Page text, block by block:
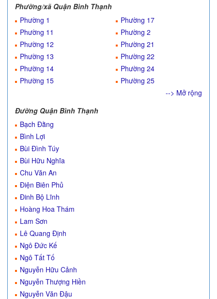
Phường/xã Quận Bình Thạnh
Phường 1
Phường 11
Phường 12
Phường 13
Phường 14
Phường 15
Phường 17
Phường 2
Phường 21
Phường 22
Phường 24
Phường 25
--> Mở rộng
Đường Quận Bình Thạnh
Bạch Đằng
Bình Lợi
Bùi Đình Túy
Bùi Hữu Nghĩa
Chu Văn An
Điện Biên Phủ
Đinh Bộ Lĩnh
Hoàng Hoa Thám
Lam Sơn
Lê Quang Định
Ngô Đức Kế
Ngô Tất Tố
Nguyễn Hữu Cảnh
Nguyễn Thượng Hiền
Nguyễn Văn Đậu